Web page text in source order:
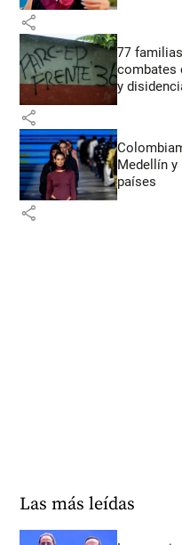
share
77
combates
y
share
Medellín
países
share
Las más leídas